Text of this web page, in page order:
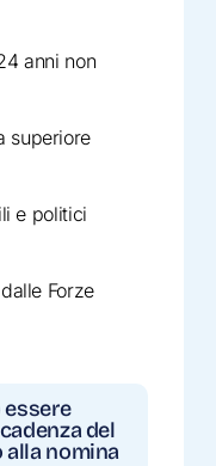
anni non
superiore
e politici
Forze
del
nomina